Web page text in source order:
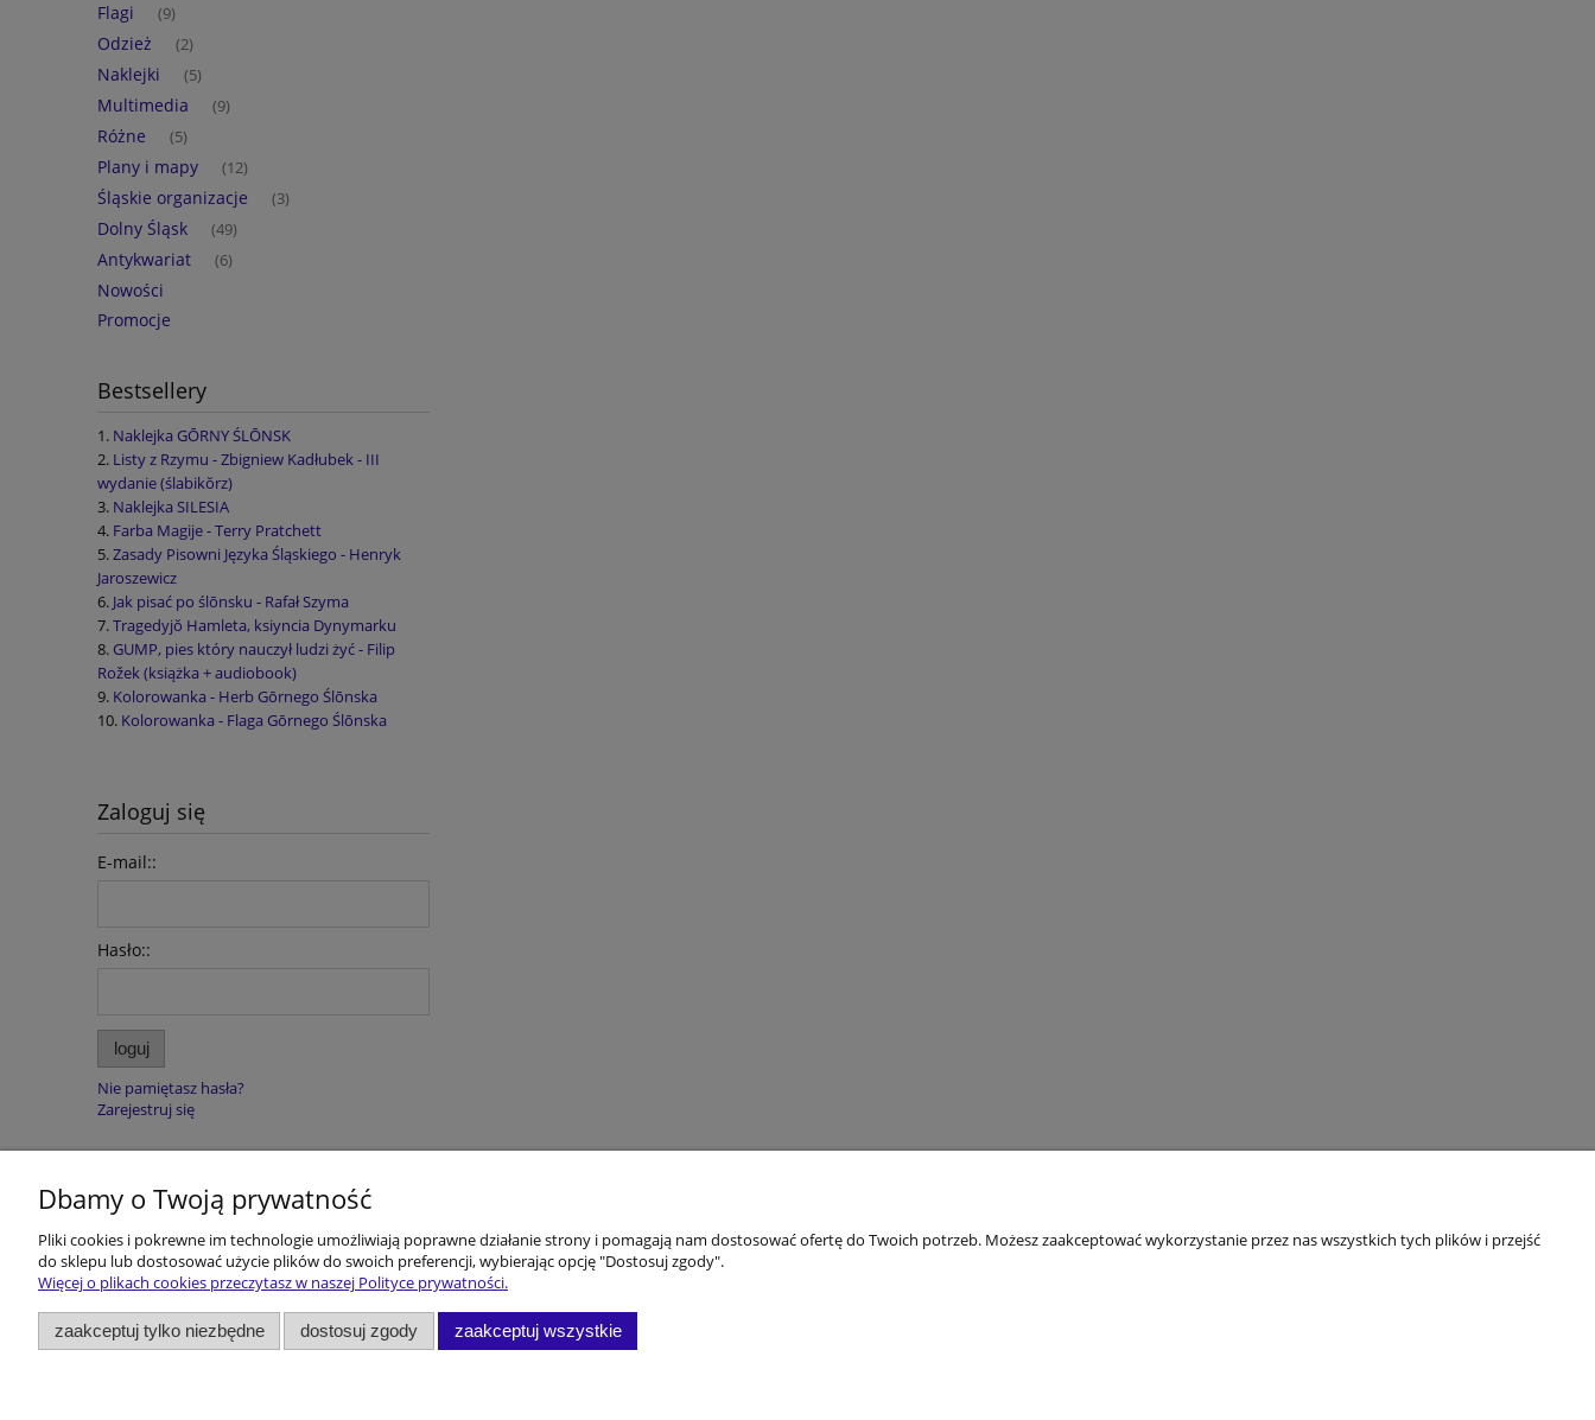
Flagi (9)
Odzież (2)
Naklejki (5)
Multimedia (9)
Różne (5)
Plany i mapy (12)
Śląskie organizacje (3)
Dolny Śląsk (49)
Antykwariat (6)
Nowości
Promocje
Bestsellery
Naklejka GŌRNY ŚLŌNSK
Listy z Rzymu - Zbigniew Kadłubek - III
wydanie (ślabikŏrz)
Naklejka SILESIA
Farba Magije - Terry Pratchett
Zasady Pisowni Języka Śląskiego - Henryk
Jaroszewicz
Jak pisać po ślōnsku - Rafał Szyma
Tragedyjŏ Hamleta, ksiyncia Dynymarku
GUMP, pies który nauczył ludzi żyć - Filip
Rožek (książka + audiobook)
Kolorowanka - Herb Gōrnego Ślōnska
Kolorowanka - Flaga Gōrnego Ślōnska
Zaloguj się
E-mail::
Hasło::
loguj
Nie pamiętasz hasła?
Zarejestruj się
Regulamin
Zwroty i reklamacje
Koszty dostawy i konto
Dane kontaktowe
Dbamy o Twoją prywatność
Pliki cookies i pokrewne im technologie umożliwiają poprawne działanie strony i pomagają nam dostosować ofertę do Twoich potrzeb. Możesz zaakceptować wykorzystanie przez nas wszystkich tych plików i przejść
do sklepu lub dostosować użycie plików do swoich preferencji, wybierając opcję "Dostosuj zgody".
Więcej o plikach cookies przeczytasz w naszej Polityce prywatności.
zaakceptuj tylko niezbędne dostosuj zgody zaakceptuj wszystkie